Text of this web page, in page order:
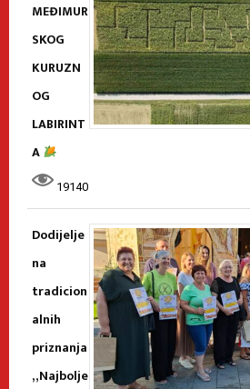
MEĐIMUR
SKOG
KURUZN
OG
LABIRINT
A
19140
Dodijelje
na
tradicion
alnih
priznanja
„Najbolje